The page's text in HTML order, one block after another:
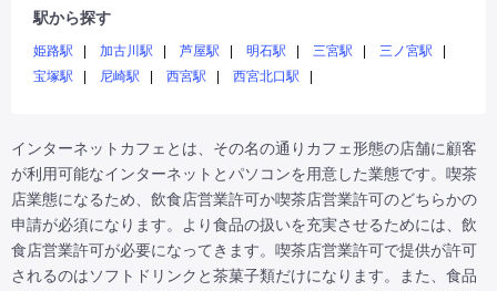
駅から探す
姫路駅 加古川駅 芦屋駅 明石駅 三宮駅
三ノ宮駅
宝塚駅
尼崎駅 西宮駅 西宮北口駅
インターネットカフェとは、その名の通りカフェ形態の店舗に顧客
が利用可能なインターネットとパソコンを用意した業態です。喫茶
店業態になるため、飲食店営業許可か喫茶店営業許可のどちらかの
申請が必須になります。より食品の扱いを充実させるためには、飲
食店営業許可が必要になってきます。喫茶店営業許可で提供が許可
されるのはソフトドリンクと茶菓子類だけになります。また、食品